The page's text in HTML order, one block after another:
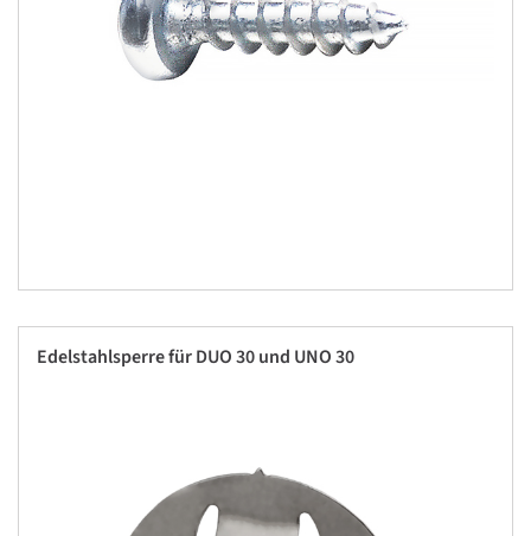
Edelstahlsperre für DUO 30 und UNO 30